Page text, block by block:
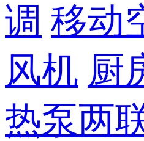
调 移动
风机 厨
热泵两